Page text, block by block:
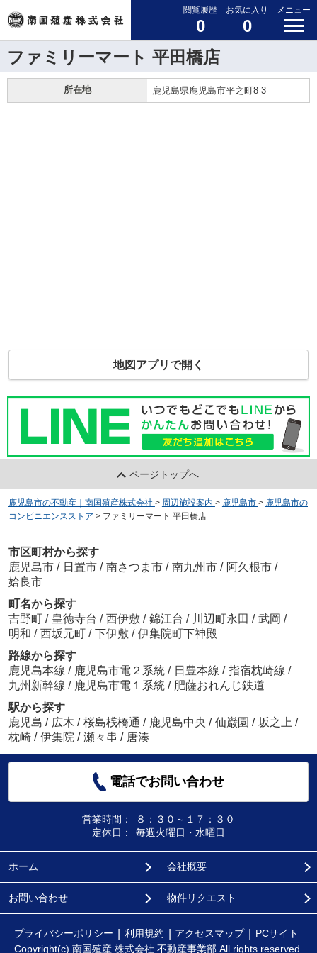
閲覧履歴
0
お気に入り
0
メニュー
ファミリーマート 平田橋店
所在地 鹿児島県鹿児島市平之町8-3
地図アプリで開く
ページトップへ
鹿児島市の不動産｜南国殖産株式会社 > 周辺施設案内 > 鹿児島市 > 鹿児島市の
コンビニエンスストア > ファミリーマート 平田橋店
市区町村から探す
鹿児島市 / 日置市 / 南さつま市 / 南九州市 / 阿久根市 /
姶良市
町名から探す
吉野町 / 皇徳寺台 / 西伊敷 / 錦江台 / 川辺町永田 / 武岡 /
明和 / 西坂元町 / 下伊敷 / 伊集院町下神殿
路線から探す
鹿児島本線 / 鹿児島市電２系統 / 日豊本線 / 指宿枕崎線 /
九州新幹線 / 鹿児島市電１系統 / 肥薩おれんじ鉄道
駅から探す
鹿児島 / 広木 / 桜島桟橋通 / 鹿児島中央 / 仙巌園 / 坂之上 /
枕崎 / 伊集院 / 瀬々串 / 唐湊
電話でお問い合わせ
営業時間：
８：３０～１７：３０
定休日：
毎週火曜日・水曜日
ホーム 会社概要
お問い合わせ 物件リクエスト
プライバシーポリシー 利用規約 アクセスマップ
PCサイト
Copyright(c) 南国殖産 株式会社 不動産事業部 All rights reserved.